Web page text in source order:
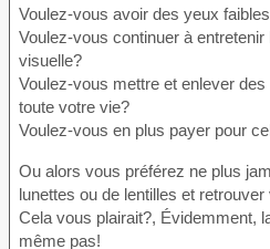
Voulez-vous avoir des yeux
Voulez-vous continuer à
visuelle?
Voulez-vous mettre et enlever
toute votre vie?
Voulez-vous en plus payer pour
Ou alors vous préférez ne plus
lunettes ou de lentilles et
Cela vous plairait?, Évidemment,
même pas!